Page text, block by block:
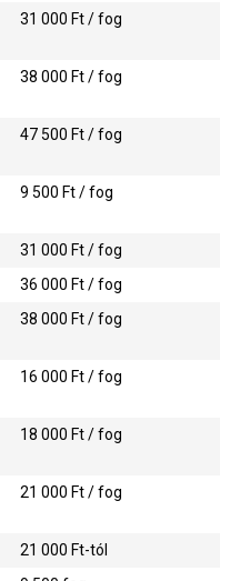
31 000 Ft / fog
38 000 Ft / fog
47 500 Ft / fog
9 500 Ft / fog
31 000 Ft / fog
36 000 Ft / fog
38 000 Ft / fog
16 000 Ft / fog
18 000 Ft / fog
21 000 Ft / fog
21 000 Ft-tól